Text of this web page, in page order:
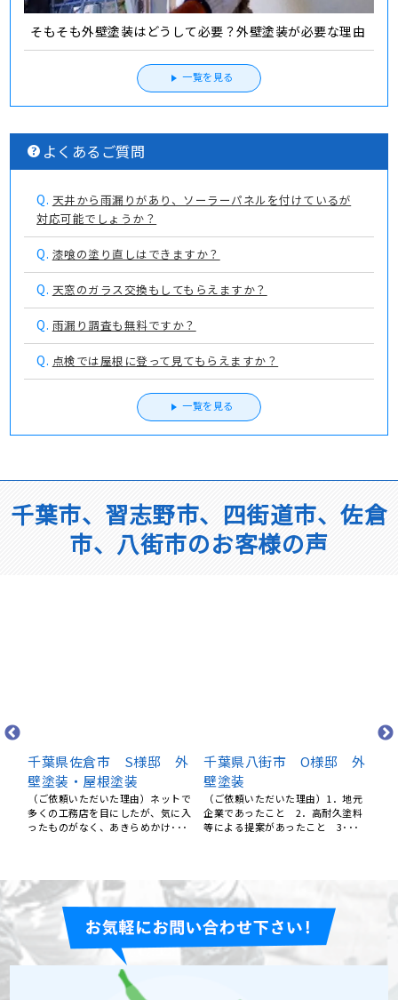
そもそも外壁塗装はどうして必要？外壁塗装が必要な理由
一覧を見る
よくあるご質問
Q. 天井から雨漏りがあり、ソーラーパネルを付けているが
対応可能でしょうか？
Q. 漆喰の塗り直しはできますか？
Q. 天窓のガラス交換もしてもらえますか？
Q. 雨漏り調査も無料ですか？
Q. 点検では屋根に登って見てもらえますか？
一覧を見る
千葉市、習志野市、四街道市、佐倉
市、八街市のお客様の声
壁塗装・屋根塗装
（ご依頼いただいた理由）ネットで
多くの工務店を目にしたが、気に入
ったものがなく、あきらめかけ･･･
壁塗装
（ご依頼いただいた理由）1．地元
企業であったこと 2．高耐久塗料
等による提案があったこと 3･･･